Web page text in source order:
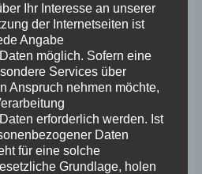
Ihr Interesse an unserer
der Internetseiten ist
Angabe
möglich. Sofern eine
Services über
Anspruch nehmen möchte,
erforderlich werden. Ist
Daten
für eine solche
Grundlage, holen